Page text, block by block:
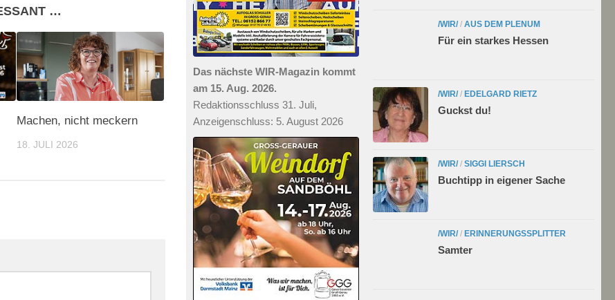
…
Machen, nicht meckern
18. JULI 2026
/WIR/ / AUS DEM PLENUM
Für ein starkes Hessen
/WIR/ / EDELGARD RIETZ
Guckst du!
/WIR/ / SIGGI LIERSCH
Buchtipp in eigener Sache
/WIR/ / ERINNERUNGSSPLITTER
Samter
Das nächste WIR-Magazin kommt
am 15. Aug. 2026.
Redaktionsschluss 31. Juli,
Anzeigenschluss: 5. August 2026